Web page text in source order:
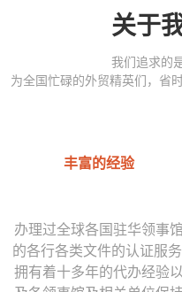
关于
我们追求的
为全国忙碌的外贸精英们，省
丰富的经验
办理过全球各国驻华领事馆
的各行各类文件的认证服
拥有着十多年的代办经验以